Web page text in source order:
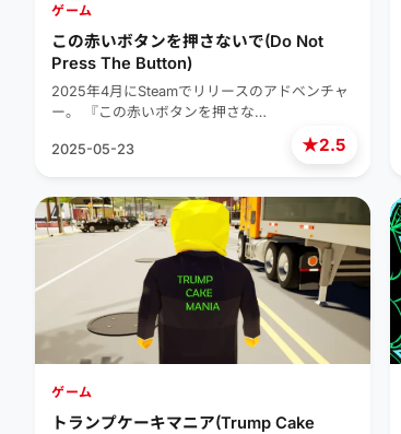
★2.5
ゲーム
この赤いボタンを押さないで(Do Not
Press The Button)
2025年4月にSteamでリリースのアドベンチャ
ー。 『この赤いボタンを押さな…
2025-05-23
ゲーム
トランプケーキマニア(Trump Cake